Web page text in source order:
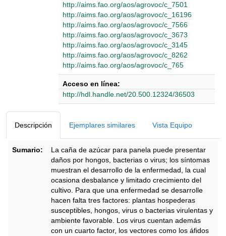
http://aims.fao.org/aos/agrovoc/c_7501
http://aims.fao.org/aos/agrovoc/c_16196
http://aims.fao.org/aos/agrovoc/c_7566
http://aims.fao.org/aos/agrovoc/c_3673
http://aims.fao.org/aos/agrovoc/c_3145
http://aims.fao.org/aos/agrovoc/c_8262
http://aims.fao.org/aos/agrovoc/c_765
Acceso en línea:
http://hdl.handle.net/20.500.12324/36503
Descripción Ejemplares similares Vista Equipo
Sumario:
La caña de azúcar para panela puede presentar
daños por hongos, bacterias o virus; los síntomas
muestran el desarrollo de la enfermedad, la cual
ocasiona desbalance y limitado crecimiento del
cultivo. Para que una enfermedad se desarrolle
hacen falta tres factores: plantas hospederas
susceptibles, hongos, virus o bacterias virulentas y
ambiente favorable. Los virus cuentan además
con un cuarto factor, los vectores como los áfidos